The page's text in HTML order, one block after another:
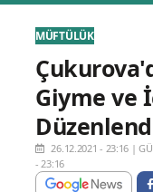
MÜFTÜLÜK
Giyme ve
26.12.2021 - 23:16 |
- 23:16